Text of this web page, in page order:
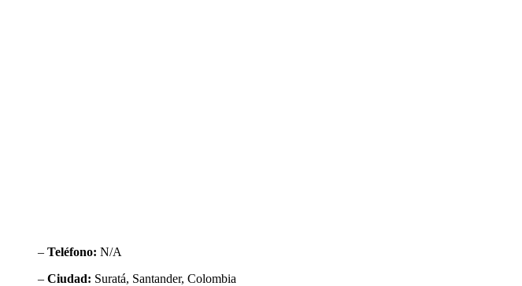
– Teléfono: N/A
– Ciudad: Suratá, Santander, Colombia